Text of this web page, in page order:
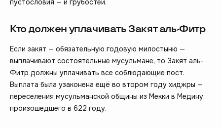
Кто должен уплачивать Закят аль-Фитр
Если закят — обязательную годовую милостыню —
выплачивают состоятельные мусульмане, то Закят аль-
Фитр должны уплачивать все соблюдающие пост.
Выплата была узаконена ещё во втором году хиджры —
переселения мусульманской общины из Мекки в Медину,
произошедшего в 622 году.